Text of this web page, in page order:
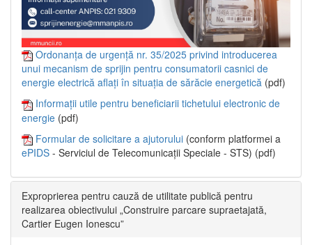
Ordonanța de urgență nr. 35/2025 privind introducerea
unui mecanism de sprijin pentru consumatorii casnici de
energie electrică aflați în situația de sărăcie energetică (pdf)
Informații utile pentru beneficiarii tichetului electronic de
energie (pdf)
Formular de solicitare a ajutorului (conform platformei a
ePIDS - Serviciul de Telecomunicații Speciale - STS) (pdf)
Exproprierea pentru cauză de utilitate publică pentru
realizarea obiectivului „Construire parcare supraetajată,
Cartier Eugen Ionescu”